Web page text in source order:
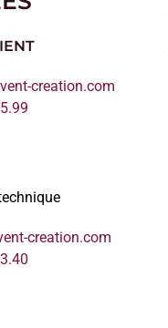
creation.com
creation.com